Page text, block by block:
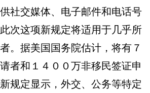
社交媒体、电子邮件和电话号
次这项新规定将适用于几乎所
。据美国国务院估计，将有７
者和１４００万非移民签证申
规定显示，外交、公务等特定